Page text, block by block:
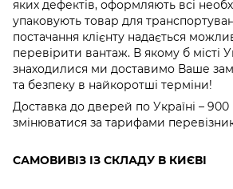
яких дефектів, оформляють всі
упаковують товар для
постачання клієнту надається
перевірити вантаж. В якому б місті
знаходилися ми доставимо Ваше
та безпеку в найкоротші терміни!
Доставка до дверей по Україні –
змінюватися за тарифами
САМОВИВІЗ ІЗ СКЛАДУ В КИЄВІ